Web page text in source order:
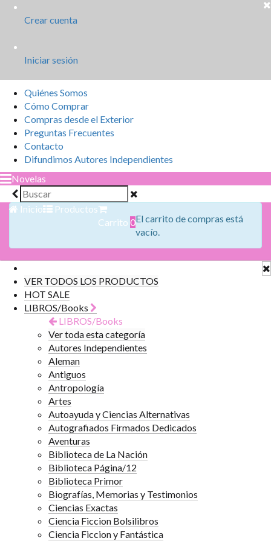
Crear cuenta
Iniciar sesión
Quiénes Somos
Cómo Comprar
Compras desde el Exterior
Preguntas Frecuentes
Contacto
Difundimos Autores Independientes
Novelas
Inicio
Productos
Carrito 0El carrito de compras está
vacío.
VER TODOS LOS PRODUCTOS
HOT SALE
LIBROS/Books
LIBROS/Books
Ver toda esta categoría
Autores Independientes
Aleman
Antiguos
Antropología
Artes
Autoayuda y Ciencias Alternativas
Autografiados Firmados Dedicados
Aventuras
Biblioteca de La Nación
Biblioteca Página/12
Biblioteca Primor
Biografías, Memorias y Testimonios
Ciencias Exactas
Ciencia Ficcion Bolsilibros
Ciencia Ficcion y Fantástica